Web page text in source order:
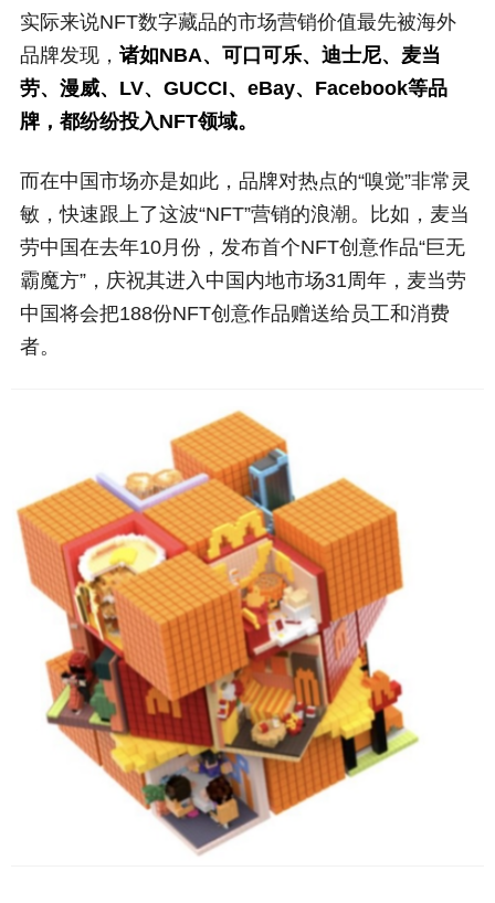
实际来说NFT数字藏品的市场营销价值最先被海外
品牌发现， 诸如NBA、可口可乐、迪士尼、麦当
劳、漫威、LV、GUCCI、eBay、Facebook等品
牌，都纷纷投入NFT领域。
而在中国市场亦是如此，品牌对热点的“嗅觉”非常灵
敏，快速跟上了这波“NFT”营销的浪潮。比如，麦当
劳中国在去年10月份，发布首个NFT创意作品“巨无
霸魔方”，庆祝其进入中国内地市场31周年，麦当劳
中国将会把188份NFT创意作品赠送给员工和消费
者。